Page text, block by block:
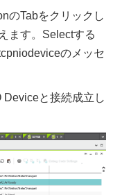
のTabをクリックし
ます。Selectする
のメッセ
と接続成立し